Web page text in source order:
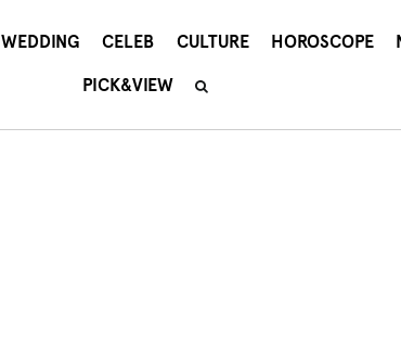
WEDDING CELEB CULTURE HOROSCOPE
PICK&VIEW